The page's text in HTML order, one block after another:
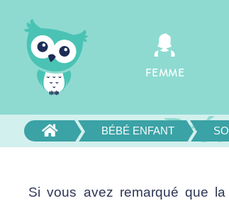
FEMME
 BÉBÉ ENFANT
Si vous avez remarqué que